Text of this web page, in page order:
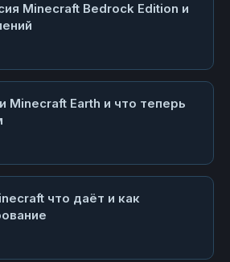
Minecraft Bedrock Edition и
Minecraft Earth и что теперь
что даёт и как